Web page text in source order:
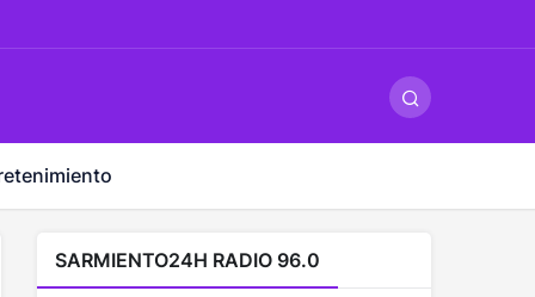
SARMIENTO24H RADIO 96.0